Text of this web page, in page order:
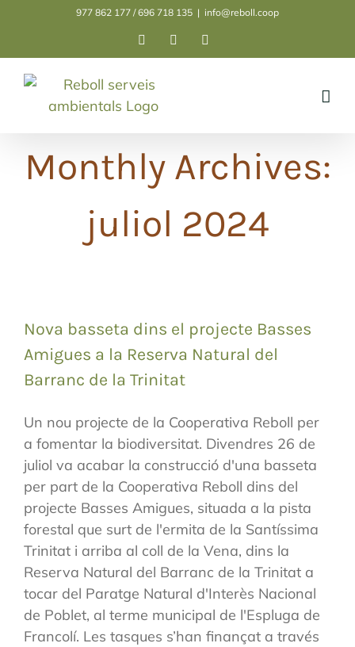
977 862 177 / 696 718 135 | info@reboll.coop
FacebookInstagram
Monthly Archives:
juliol 2024
Nova basseta dins el projecte Basses
Amigues a la Reserva Natural del
Barranc de la Trinitat
Un nou projecte de la Cooperativa Reboll per
a fomentar la biodiversitat. Divendres 26 de
juliol va acabar la construcció d'una basseta
per part de la Cooperativa Reboll dins del
projecte Basses Amigues, situada a la pista
forestal que surt de l'ermita de la Santíssima
Trinitat i arriba al coll de la Vena, dins la
Reserva Natural del Barranc de la Trinitat a
tocar del Paratge Natural d'Interès Nacional
de Poblet, al terme municipal de l'Espluga de
Francolí. Les tasques s’han finançat a través